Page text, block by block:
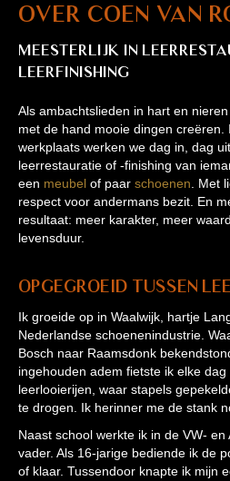
Over Coen van
Meesterlijk in
leerfinishing
Als ambachtslieden in hart en
met de hand mooie dingen creëren.
werkplaats werken we dag in, dag
leerrestauratie of -finishing van
een meubel of paar schoenen. Met
respect voor andermans bezit. En
resultaat: meer karakter, meer
levensduur.
Opgegroeid tussen
Ik groeide op in Waalwijk, hartje
Nederlandse schoenenindustrie.
Bosch naar Raamsdonk
ingehouden adem fietste ik elke
leerlooierijen, waar stapels
te drogen. Ik herinner me de stank
Naast school werkte ik in de VW-
vader. Als 16-jarige bediende ik de
of klaar. Tussendoor knapte ik mijn